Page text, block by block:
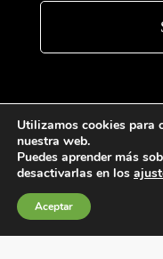
Utilizamos cookies para
nuestra web.
Puedes aprender más
desactivarlas en los
Aceptar